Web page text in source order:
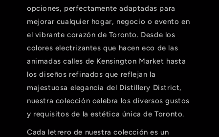
opciones, perfectamente adaptadas para
mejorar cualquier hogar, negocio o evento en
el vibrante corazón de Toronto. Desde los
colores electrizantes que hacen eco de las
animadas calles de Kensington Market hasta
los diseños refinados que reflejan la
majestuosa elegancia del Distillery District,
nuestra colección celebra los diversos gustos
y requisitos de la estética única de Toronto.
Cada letrero de nuestra colección es un